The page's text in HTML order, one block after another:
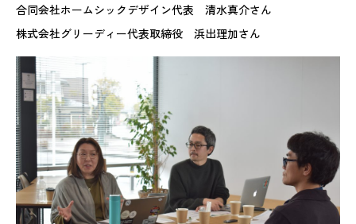
合同会社ホームシックデザイン代表 清水真介さん
株式会社グリーディー代表取締役 浜出理加さん